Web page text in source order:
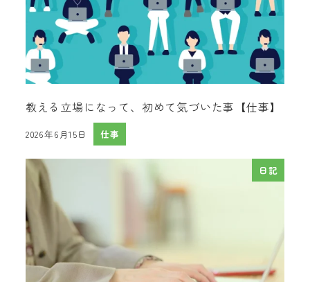
教える立場になって、初めて気づいた事【仕事】
投稿日
2026年6月15日 仕事
日記